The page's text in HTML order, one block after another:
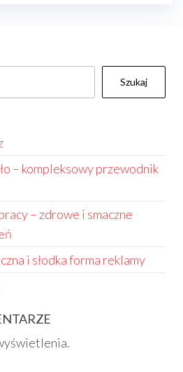
Szukaj
– kompleksowy przewodnik
– zdrowe i smaczne
i słodka forma reklamy